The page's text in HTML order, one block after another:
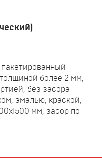
более 2 мм,
без засора
эмалью, краской,
мм, засор по